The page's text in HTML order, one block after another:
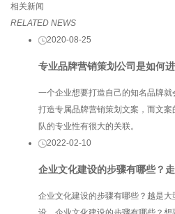
相关新闻
RELATED NEWS
2020-08-25
专业品牌营销策划公司是如何
一个企业想要打造自己的知名品牌
打造专属品牌营销策划文案，而文
队的专业性有很大的关联。
2022-02-10
企业文化建设的步骤有哪些？
企业文化建设的步骤有哪些？越是